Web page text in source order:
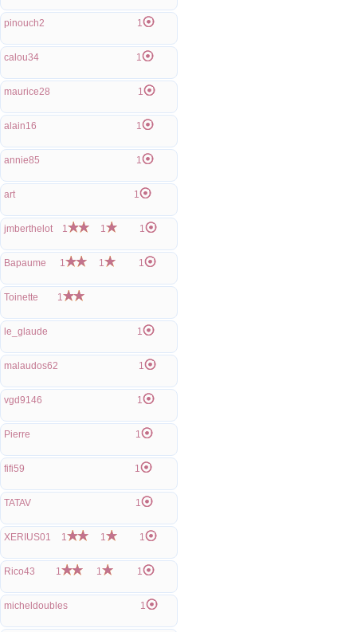
pinouch2 1
calou34 1
maurice28 1
alain16 1
annie85 1
art 1
jmberthelot 1 1 1
Bapaume 1 1 1
Toinette 1
le_glaude 1
malaudos62 1
vgd9146 1
Pierre 1
fifi59 1
TATAV 1
XERIUS01 1 1 1
Rico43 1 1 1
micheldoubles 1